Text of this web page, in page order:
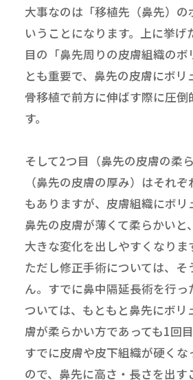
大事なのは「移植先（鼻先）の
いうことになります。上に挙げ
目の「鼻先周りの皮膚組織のボ
とも重要で、鼻先の皮膚にボリ
骨移植で前方に伸ばす際に圧倒
す。
そして2つ目（鼻先の皮膚の柔
（鼻先の皮膚の厚み）はそれ
もありますが、皮膚組織にボリ
鼻先の皮膚が薄くて柔らかいと
大きな変化を出しやすくなりま
ただし修正手術については、そ
ん。すでに鼻中隔延長術を行っ
ついては、もともと鼻先にボリ
膚が柔らかい方であっても1回
すでに皮膚や皮下組織が硬くな
ので、鼻先に高さ・長さを出す